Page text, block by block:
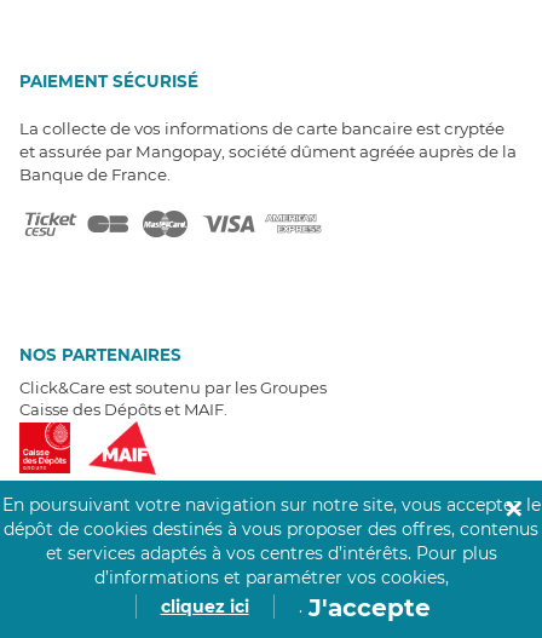
PAIEMENT SÉCURISÉ
La collecte de vos informations de carte bancaire est cryptée
et assurée par Mangopay, société dûment agréée auprès de la
Banque de France.
NOS PARTENAIRES
Click&Care est soutenu par les Groupes
Caisse des Dépôts et MAIF.
EXPERTS À VOTRE ÉCOUTE
Un besoin de recrutement ? Click&Care vous accompagne par
En poursuivant votre navigation sur notre site, vous acceptez le
dépôt de cookies destinés à vous proposer des offres, contenus
et services adaptés à vos centres d’intérêts. Pour plus
d’informations et paramétrer vos cookies,
cliquez ici
. J'accepte
✕